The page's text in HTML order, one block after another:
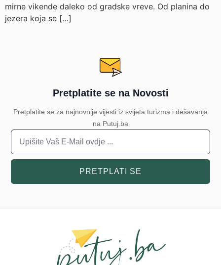
mirne vikende daleko od gradske vreve. Od planina do
jezera koja se […]
Pretplatite se na Novosti
Pretplatite se za najnovnije vijesti iz svijeta turizma i dešavanja
na Putuj.ba
PRETPLATI SE